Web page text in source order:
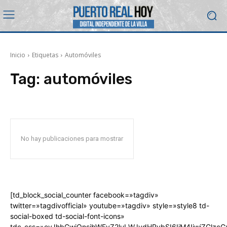
Inicio Etiquetas Automóviles
Tag: automóviles
No hay publicaciones para mostrar
[td_block_social_counter facebook=»tagdiv»
twitter=»tagdivofficial» youtube=»tagdiv» style=»style8 td-
social-boxed td-social-font-icons»